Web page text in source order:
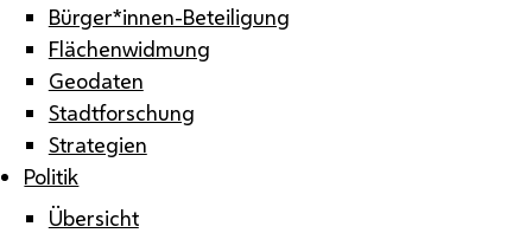
Bürger*innen-Beteiligung
Flächenwidmung
Geodaten
Stadtforschung
Strategien
Politik
Übersicht